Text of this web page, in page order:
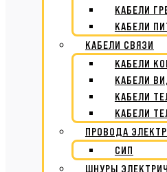
КАБЕЛИ
КАБЕЛИ
КАБЕЛИ СВЯЗИ
КАБЕЛИ
КАБЕЛИ
КАБЕЛИ
КАБЕЛИ
ПРОВОДА
СИП
ШНУРЫ